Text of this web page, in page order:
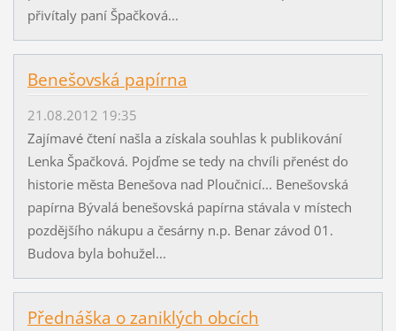
přivítaly paní Špačková...
Benešovská papírna
21.08.2012 19:35
Zajímavé čtení našla a získala souhlas k publikování
Lenka Špačková. Pojďme se tedy na chvíli přenést do
historie města Benešova nad Ploučnicí... Benešovská
papírna Bývalá benešovská papírna stávala v místech
pozdějšího nákupu a česárny n.p. Benar závod 01.
Budova byla bohužel...
Přednáška o zaniklých obcích